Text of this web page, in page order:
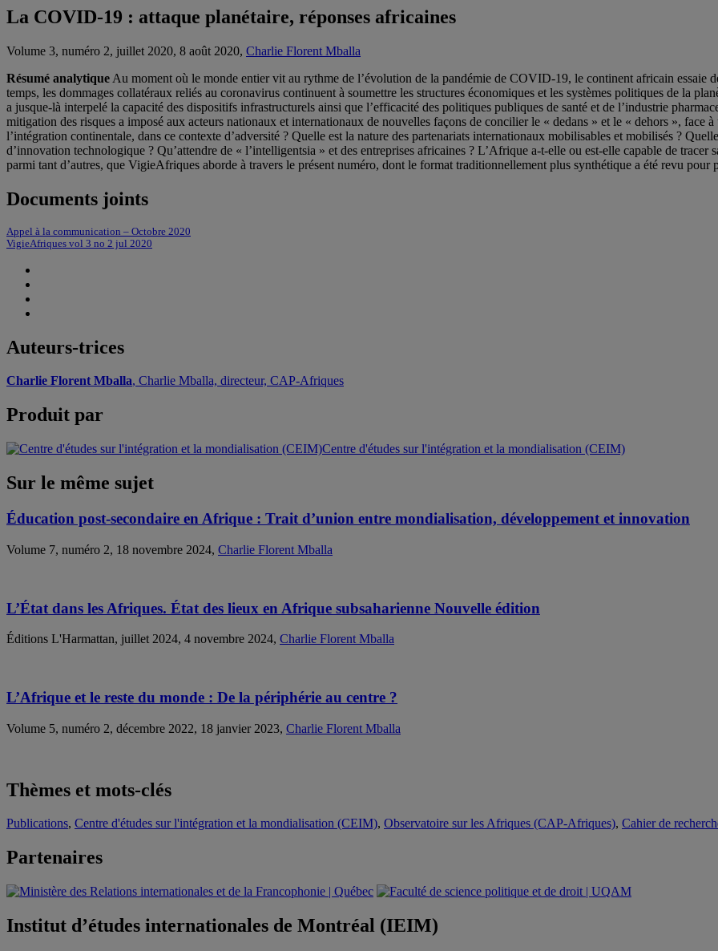
La COVID-19 : attaque planétaire, réponses africaines
Volume 3, numéro 2, juillet 2020, 8 août 2020, Charlie Florent Mballa
Résumé analytique Au moment où le monde entier vit au rythme de l’évolution de la pandémie de COVID-19, le continent africain essaie
temps, les dommages collatéraux reliés au coronavirus continuent à soumettre les structures économiques et les systèmes politiques de la
a jusque-là interpelé la capacité des dispositifs infrastructurels ainsi que l’efficacité des politiques publiques de santé et de l’industrie
mitigation des risques a imposé aux acteurs nationaux et internationaux de nouvelles façons de concilier le « dedans » et le « dehors », face
l’intégration continentale, dans ce contexte d’adversité ? Quelle est la nature des partenariats internationaux mobilisables et mobilisés ?
d’innovation technologique ? Qu’attendre de « l’intelligentsia » et des entreprises africaines ? L’Afrique a-t-elle ou est-elle capable de tracer
parmi tant d’autres, que VigieAfriques aborde à travers le présent numéro, dont le format traditionnellement plus synthétique a été revu
Documents joints
Appel à la communication – Octobre 2020
VigieAfriques vol 3 no 2 jul 2020
Auteurs-trices
Charlie Florent Mballa, Charlie Mballa, directeur, CAP-Afriques
Produit par
Centre d'études sur l'intégration et la mondialisation (CEIM)
Sur le même sujet
Éducation post-secondaire en Afrique : Trait d’union entre mondialisation, développement et innovation
Volume 7, numéro 2, 18 novembre 2024, Charlie Florent Mballa
L’État dans les Afriques. État des lieux en Afrique subsaharienne Nouvelle édition
Éditions L'Harmattan, juillet 2024, 4 novembre 2024, Charlie Florent Mballa
L’Afrique et le reste du monde : De la périphérie au centre ?
Volume 5, numéro 2, décembre 2022, 18 janvier 2023, Charlie Florent Mballa
Thèmes et mots-clés
Publications, Centre d'études sur l'intégration et la mondialisation (CEIM), Observatoire sur les Afriques (CAP-Afriques), Cahier de
Partenaires
Institut d’études internationales de Montréal (IEIM)